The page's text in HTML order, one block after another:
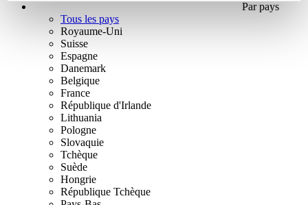
Par pays
Tous les pays
Royaume-Uni
Suisse
Espagne
Danemark
Belgique
France
République d'Irlande
Lithuania
Pologne
Slovaquie
Tchèque
Suède
Hongrie
République Tchèque